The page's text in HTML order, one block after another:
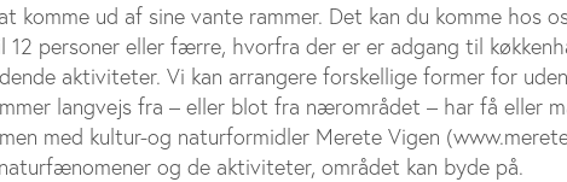
ud af sine vante rammer. Det kan du komme hos
personer eller færre, hvorfra der er er adgang til
aktiviteter. Vi kan arrangere forskellige former for
langvejs fra – eller blot fra nærområdet – har få eller
med kultur-og naturformidler Merete Vigen
og de aktiviteter, området kan byde på.